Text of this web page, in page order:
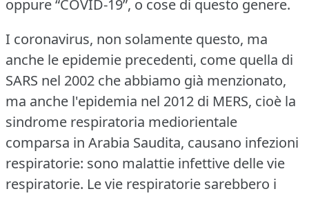
oppure “COVID-19”, o cose di questo genere.
I coronavirus, non solamente questo, ma
anche le epidemie precedenti, come quella di
SARS nel 2002 che abbiamo già menzionato,
ma anche l'epidemia nel 2012 di MERS, cioè la
sindrome respiratoria mediorientale
comparsa in Arabia Saudita, causano infezioni
respiratorie: sono malattie infettive delle vie
respiratorie. Le vie respiratorie sarebbero i